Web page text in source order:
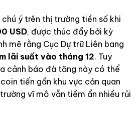
ý trên thị trường tiền số khi
USD, được thúc đẩy bởi kỳ
mẽ rằng Cục Dự trữ Liên bang
lãi suất vào tháng 12. Tuy
cảnh báo đà tăng này có thể
tiến gần khu vực cản quan
vĩ mô vẫn tiềm ẩn nhiều rủi